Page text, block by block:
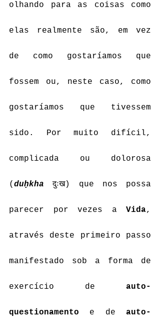
olhando para as coisas como
elas realmente são, em vez
de como gostaríamos que
fossem ou, neste caso, como
gostaríamos que tivessem
sido. Por muito difícil,
complicada ou dolorosa
( duḥkha दुःख) que nos possa
parecer por vezes a Vida,
através deste primeiro passo
manifestado sob a forma de
exercício de auto-
questionamento e de auto-